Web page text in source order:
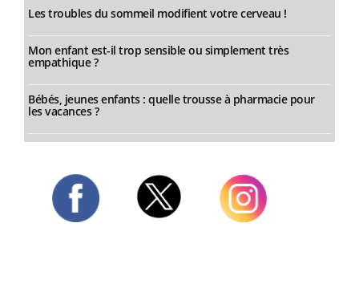
Les troubles du sommeil modifient votre cerveau !
Mon enfant est-il trop sensible ou simplement très
empathique ?
Bébés, jeunes enfants : quelle trousse à pharmacie pour
les vacances ?